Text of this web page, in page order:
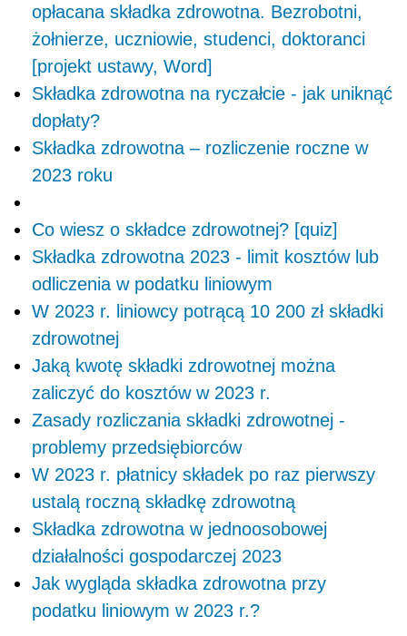
opłacana składka zdrowotna. Bezrobotni,
żołnierze, uczniowie, studenci, doktoranci
[projekt ustawy, Word]
Składka zdrowotna na ryczałcie - jak uniknąć
dopłaty?
Składka zdrowotna – rozliczenie roczne w
2023 roku
Co wiesz o składce zdrowotnej? [quiz]
Składka zdrowotna 2023 - limit kosztów lub
odliczenia w podatku liniowym
W 2023 r. liniowcy potrącą 10 200 zł składki
zdrowotnej
Jaką kwotę składki zdrowotnej można
zaliczyć do kosztów w 2023 r.
Zasady rozliczania składki zdrowotnej -
problemy przedsiębiorców
W 2023 r. płatnicy składek po raz pierwszy
ustalą roczną składkę zdrowotną
Składka zdrowotna w jednoosobowej
działalności gospodarczej 2023
Jak wygląda składka zdrowotna przy
podatku liniowym w 2023 r.?